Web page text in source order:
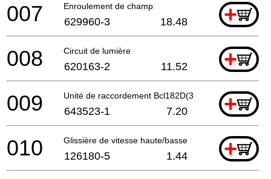
Enroulement de champ +
007 629960-3 18.48
Circuit de lumière +
008 620163-2 11.52
Unité de raccordement Bcl182D(3 Cont) A+
009 643523-1 7.20
Glissière de vitesse haute/basse +
010 126180-5 1.44